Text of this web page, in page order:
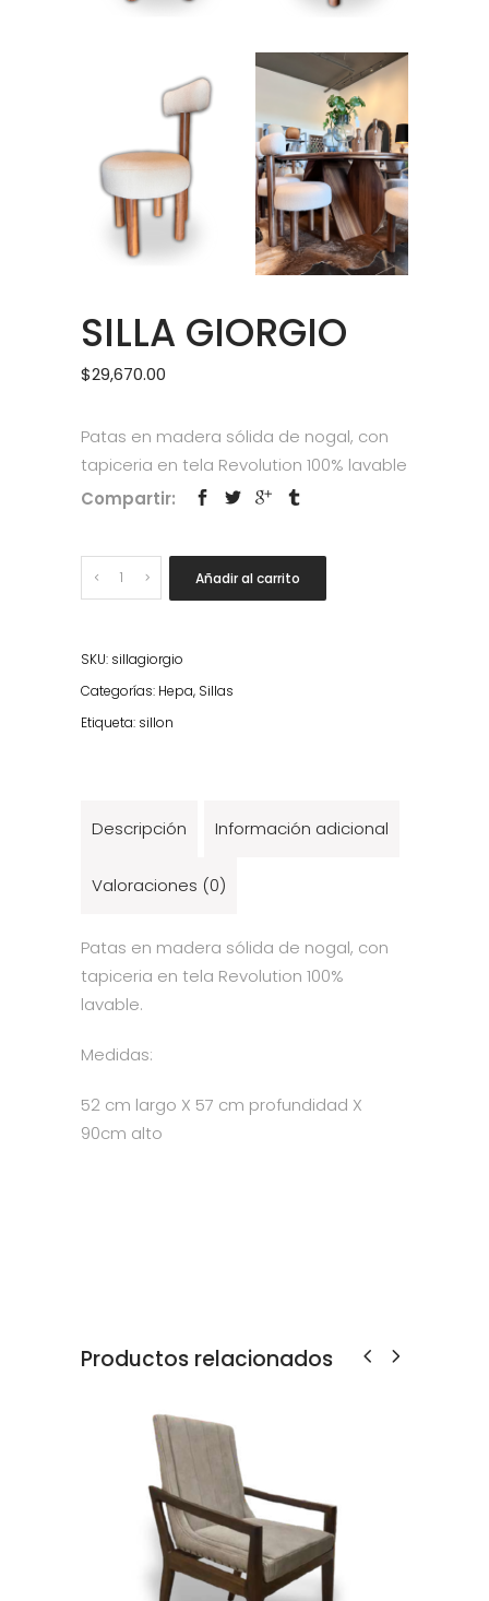
SILLA GIORGIO
$29,670.00
Patas en madera sólida de nogal, con
tapiceria en tela Revolution 100% lavable
Compartir:
Quantity Añadir al carrito
SKU: sillagiorgio
Categorías: Hepa, Sillas
Etiqueta: sillon
Descripción Información adicional
Valoraciones (0)
Patas en madera sólida de nogal, con
tapiceria en tela Revolution 100%
lavable.
Medidas:
52 cm largo X 57 cm profundidad X
90cm alto
Productos relacionados